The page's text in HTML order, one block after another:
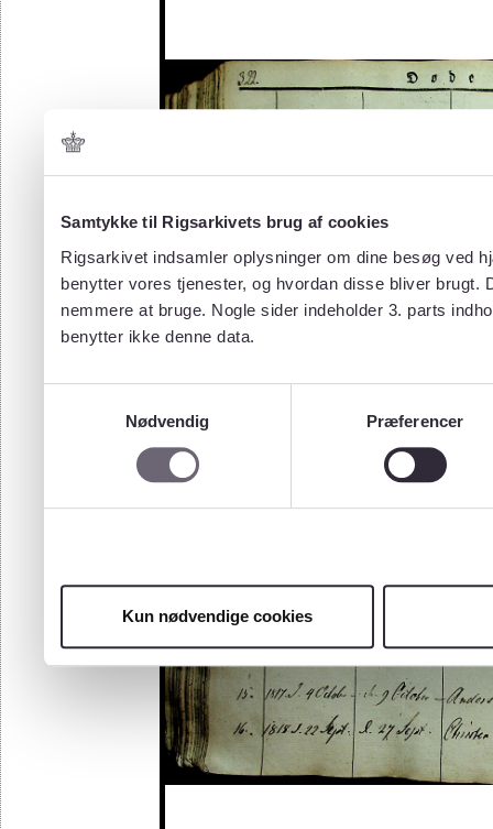
Samtykke til Rigsarkivets brug af cookies
Rigsarkivet indsamler oplysninger om dine besøg ved
benytter vores tjenester, og hvordan disse bliver
nemmere at bruge. Nogle sider indeholder 3. parts
benytter ikke denne data.
Nødvendig
Præferencer
Kun nødvendige cookies